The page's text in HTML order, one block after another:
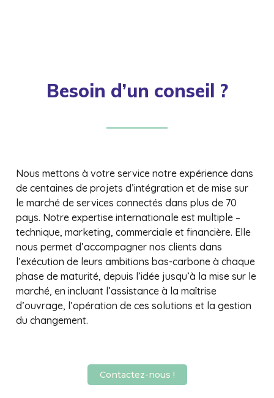
Besoin d’un conseil ?
Nous mettons à votre service notre expérience dans
de centaines de projets d’intégration et de mise sur
le marché de services connectés dans plus de 70
pays. Notre expertise internationale est multiple –
technique, marketing, commerciale et financière. Elle
nous permet d’accompagner nos clients dans
l’exécution de leurs ambitions bas-carbone à chaque
phase de maturité, depuis l’idée jusqu’à la mise sur le
marché, en incluant l’assistance à la maîtrise
d’ouvrage, l’opération de ces solutions et la gestion
du changement.
Contactez-nous !